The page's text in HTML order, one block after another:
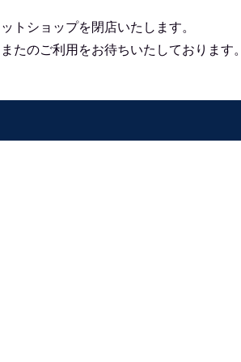
トショップを閉店いたします。
またのご利用をお待ちいたしております。